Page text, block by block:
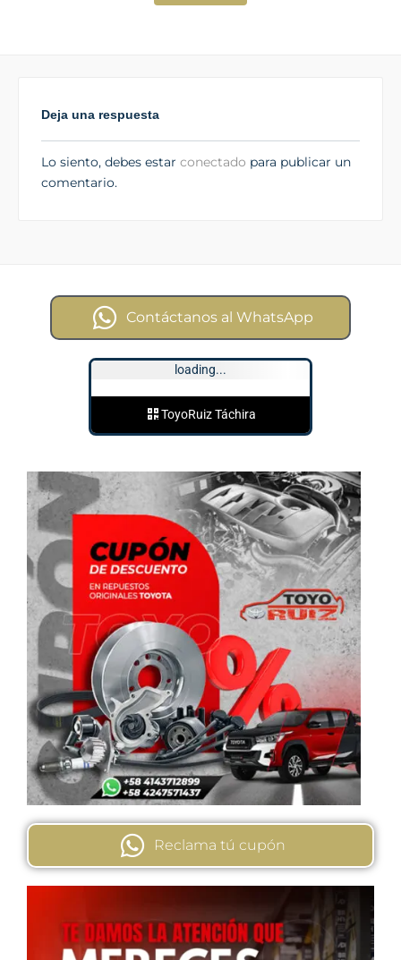
Deja una respuesta
Lo siento, debes estar conectado para publicar un
comentario.
Contáctanos al WhatsApp
loading...
ToyoRuiz Táchira
Reclama tú cupón